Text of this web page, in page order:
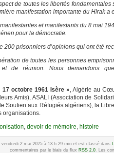
de toutes les libertés
manifestation importante du Hirak a
et manifestants du 8 mai
pour la démocratie.
200 prisonniers d’opinions qui ont été
de toutes les personnes
et de réunion. Nous demandons
17 octobre 1961 Isère », Algérie au
Amis), ASALI (Association de
Soutien aux Réfugiés algériens), la
organisations.
, devoir de mémoire, histoire
2 mai 2025 à 13 h 29 min et est classé dans
commentaires par le biais du flux RSS 2.0. Les